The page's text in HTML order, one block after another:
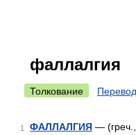
фаллалгия
Толкование Перевод
1 ФАЛЛАЛГИЯ — (греч.,